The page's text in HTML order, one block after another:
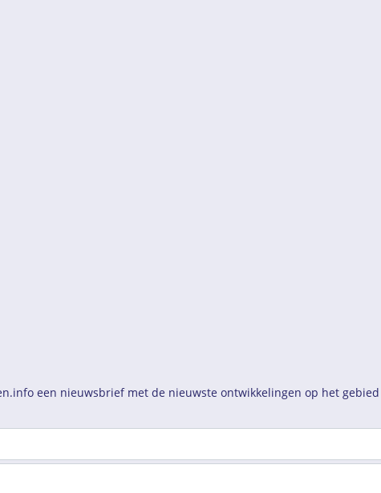
een nieuwsbrief met de nieuwste ontwikkelingen op het